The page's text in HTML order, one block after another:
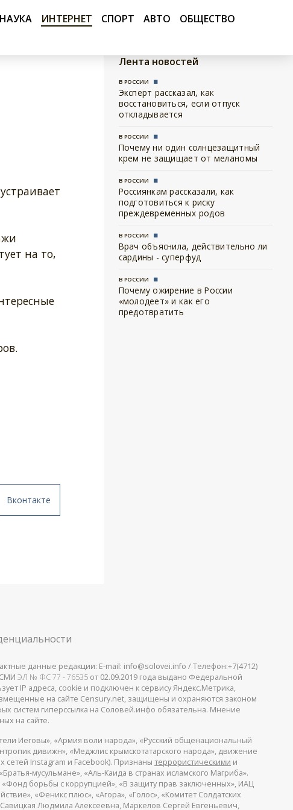
НАУКА ИНТЕРНЕТ СПОРТ АВТО ОБЩЕСТВО
на то,
Вконтакте
Лента новостей
В РОССИИ
Эксперт рассказал, как
восстановиться, если отпуск
откладывается
В РОССИИ
Почему ни один солнцезащитный
крем не защищает от меланомы
В РОССИИ
Россиянкам рассказали, как
подготовиться к риску
преждевременных родов
В РОССИИ
Врач объяснила, действительно ли
сардины - суперфуд
В РОССИИ
Почему ожирение в России
«молодеет» и как его
предотвратить
данные редакции: E-mail: info@solovei.info / Телефон:+7(4712)
СМИ ЭЛ № ФС 77 - 76535 от 02.09.2019 года выдано Федеральной
IP адреса, cookie и подключен к сервису Яндекс.Метрика,
на сайте Censury.net, защищены и охраняются законом
систем гиперссылка на Соловей.инфо обязательна. Мнение
на сайте.
Иеговы», «Армия воли народа», «Русский общенациональный
дивижн», «Меджлис крымскотатарского народа», движение
сетей Instagram и Facebook). Признаны террористическими и
мусульмане», «Аль-Каида в странах исламского Магриба».
борьбы с коррупцией», «В защиту прав заключенных», ИАЦ
«Феникс плюс», «Агора», «Голос», «Комитет Солдатских
Людмила Алексеевна, Маркелов Сергей Евгеньевич,